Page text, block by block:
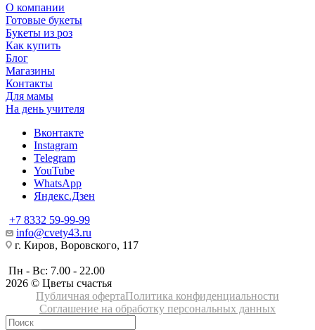
О компании
Готовые букеты
Букеты из роз
Как купить
Блог
Магазины
Контакты
Для мамы
На день учителя
Вконтакте
Instagram
Telegram
YouTube
WhatsApp
Яндекс.Дзен
+7 8332 59-99-99
info@cvety43.ru
г. Киров, Воровского, 117
Пн - Вс: 7.00 - 22.00
2026 © Цветы счастья
Публичная офертаПолитика конфиденциальности
Соглашение на обработку персональных данных